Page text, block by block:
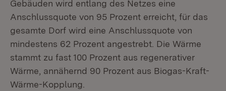
Gebäuden wird entlang des Netzes eine
Anschlussquote von 95 Prozent erreicht, für das
gesamte Dorf wird eine Anschlussquote von
mindestens 62 Prozent angestrebt. Die Wärme
stammt zu fast 100 Prozent aus regenerativer
Wärme, annähernd 90 Prozent aus Biogas-Kraft-
Wärme-Kopplung.